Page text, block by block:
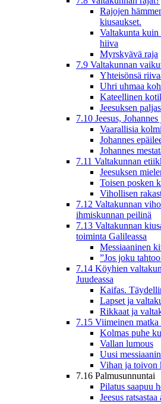
Rajojen
kiusaukset.
Valtakunta kuin
hiiva
Myrskyävä raja
7.9 Valtakunnan
Yhteisönsä
Uhri uhmaa
Kateellinen
Jeesuksen
7.10 Jeesus,
Vaarallisia
Johannes
Johannes
7.11 Valtakunnan
Jeesuksen
Toisen posken
Vihollisen
7.12 Valtakunnan
ihmiskunnan peilinä
7.13 Valtakunnan
toiminta Galileassa
Messiaaninen
”Jos joku
7.14 Köyhien
Juudeassa
Kaifas.
Lapset ja
Rikkaat ja
7.15 Viimeinen matka
Kolmas puhe
Vallan lumous
Uusi
Vihan ja toivon
7.16 Palmusunnuntai
Pilatus saapuu
Jeesus ratsastaa